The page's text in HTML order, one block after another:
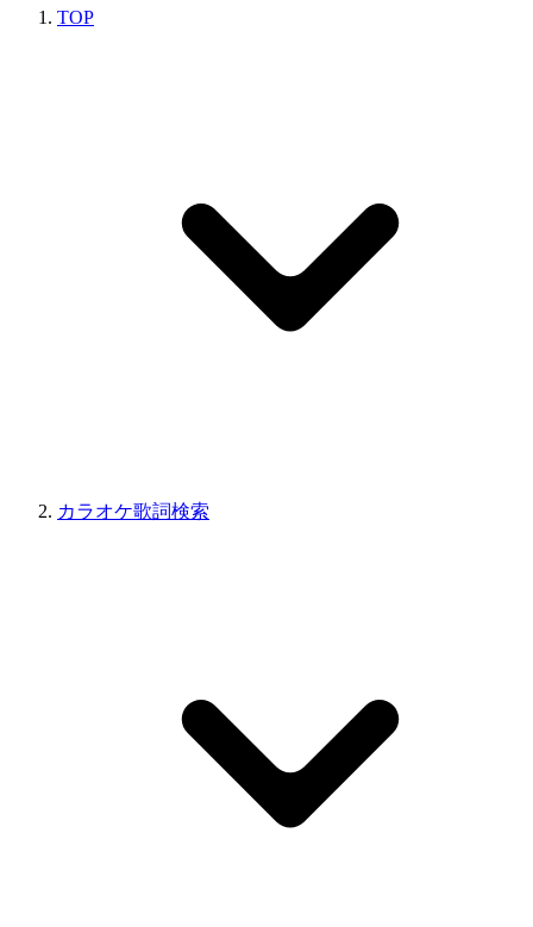
TOP
カラオケ歌詞検索